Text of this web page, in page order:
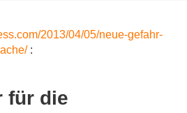
2013/04/05/neue-gefahr-
:
für die